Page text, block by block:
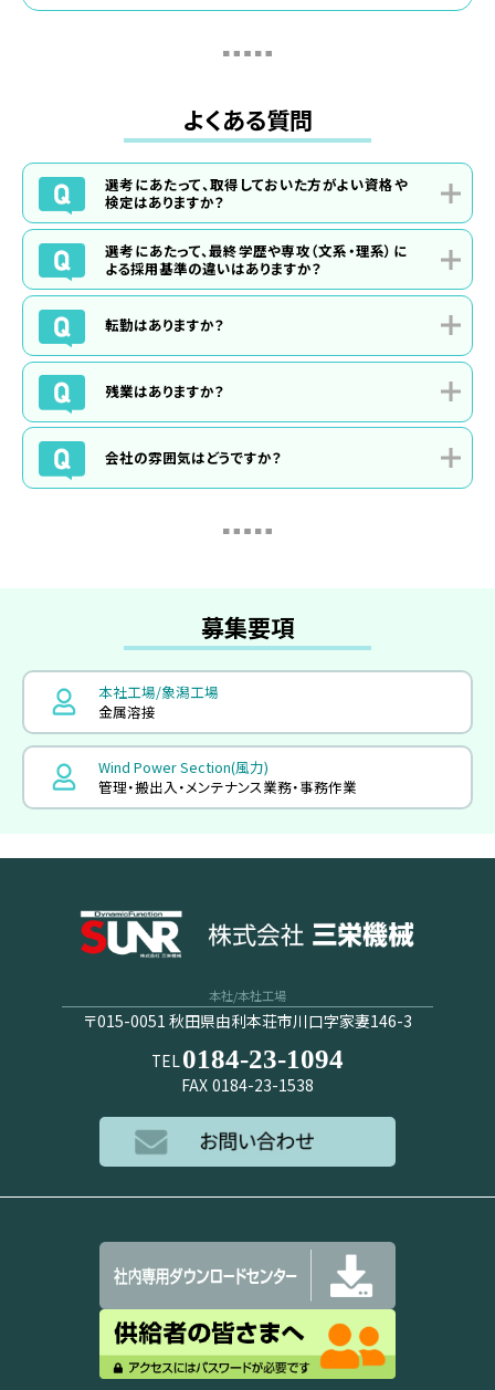
よくある質問
選考にあたって、取得しておいた方がよい資格や
検定はありますか？
す。
募集要項にもよりますが、基本的には、選考にあたって必須となる資
選考にあたって、最終学歴や専攻（文系・理系）に
よる採用基準の違いはありますか？
最終学歴・専攻に関わらず、各部門でさまざまな社員が活躍していま
す。
転勤はありますか？
三栄機械は、本社工場・象潟工場・東京営業所・名古屋営業所の4拠
点を中心に事業を展開しています。
拠点間で転勤がある可能性はありますが、本人の意思を第一として
残業はありますか？
約10時間です。
基本は、定時(17時)に退社できる日が多いです。
会社の雰囲気はどうですか？
提案・設計・調達・加工・組立・検査・据付・メンテナンスと、仕事が幅広
募集要項
本社工場/象潟工場
金属溶接
Wind Power Section(風力)
管理・搬出入・メンテナンス業務・事務作業
本社/本社工場
〒015-0051 秋田県由利本荘市川口字家妻146-3
TEL0184-23-1094
FAX 0184-23-1538